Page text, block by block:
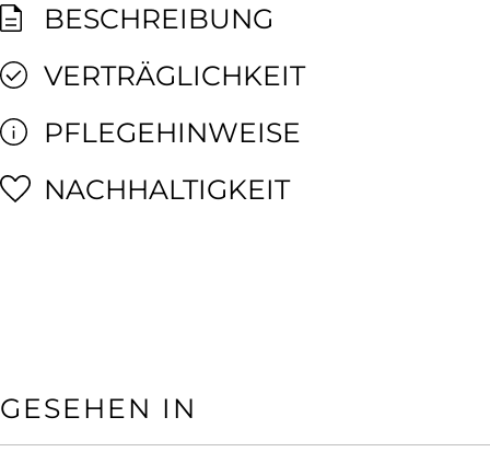
BESCHREIBUNG
VERTRÄGLICHKEIT
PFLEGEHINWEISE
NACHHALTIGKEIT
GESEHEN IN